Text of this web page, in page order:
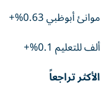
موانئ أبوظبي 0.63%+
ألف للتعليم 0.1%+
الأكثر تراجعاً